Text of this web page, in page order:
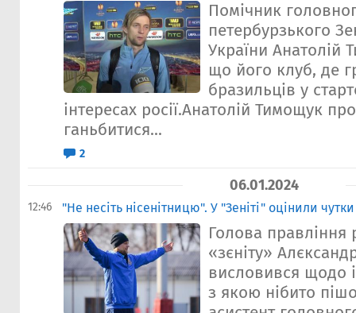
Помічник
петербурзького
України Анатолій
що його клуб, де
бразильців у
інтересах росії.Анатолій Тимощук
ганьбитися...
2
06.01.2024
12:46 "Не несіть нісенітницю". У "Зеніті" оцінили
Голова правління
«зєніту»
висловився щодо
з якою нібито